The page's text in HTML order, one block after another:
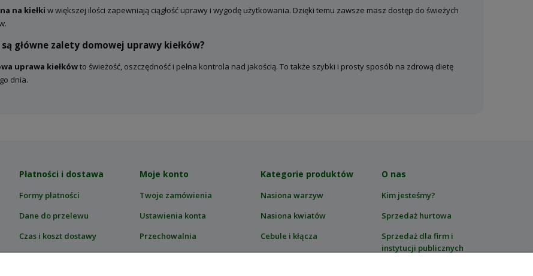
na kiełki w większej ilości zapewniają ciągłość uprawy i wygodę użytkowania. Dzięki temu zawsze masz dostęp do świeżych
są główne zalety domowej uprawy kiełków?
uprawa kiełkówto świeżość, oszczędność i pełna kontrola nad jakością. To także szybki i prosty sposób na zdrową dietę
dnia.
Płatności i dostawa
Formy płatności
Dane do przelewu
Czas i koszt dostawy
Zwroty i reklamacje
Moje konto
Twoje zamówienia
Ustawienia konta
Przechowalnia
Kategorie produktów
Nasiona warzyw
Nasiona kwiatów
Cebule i kłącza
Trawy i mieszanki
O nas
Kim jesteśmy?
Sprzedaż hurtowa
Sprzedaż dla firm i
instytucji publicznych